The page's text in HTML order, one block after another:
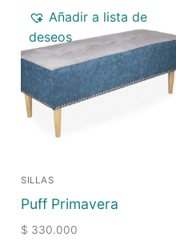
Añadir a lista de
deseos
SILLAS
Puff Primavera
$ 330.000